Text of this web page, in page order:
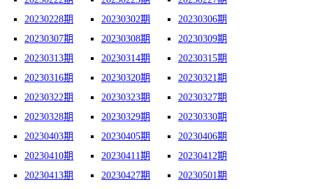
20230228期
20230302期
20230306期
20230307期
20230308期
20230309期
20230313期
20230314期
20230315期
20230316期
20230320期
20230321期
20230322期
20230323期
20230327期
20230328期
20230329期
20230330期
20230403期
20230405期
20230406期
20230410期
20230411期
20230412期
20230413期
20230427期
20230501期